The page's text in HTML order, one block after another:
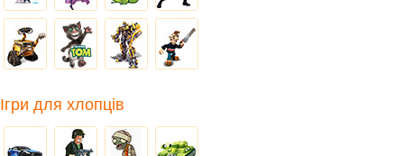
Ігри для хлопців